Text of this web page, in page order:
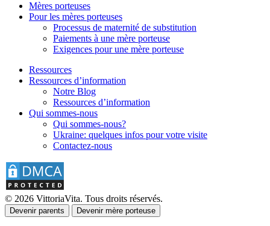
Mères porteuses
Pour les mères porteuses
Processus de maternité de substitution
Paiements à une mère porteuse
Exigences pour une mère porteuse
Ressources
Ressources d’information
Notre Blog
Ressources d’information
Qui sommes-nous
Qui sommes-nous?
Ukraine: quelques infos pour votre visite
Contactez-nous
© 2026 VittoriaVita. Tous droits réservés.
Devenir parents Devenir mère porteuse